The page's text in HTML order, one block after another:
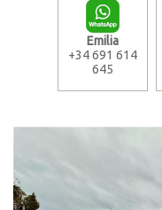
Emilia
+34 691 614
645